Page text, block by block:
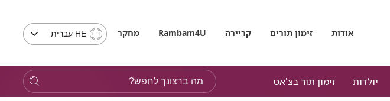
אודות זימון תורים קריירה Rambam4U מחקר
בחירת
שים
לב,
בבחירת
HE עברית
יולדות זימון תור בצ'אט
מה
ברצונך
לחפש?